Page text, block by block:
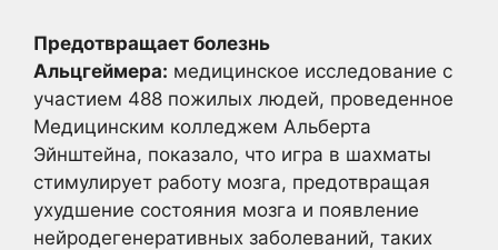
Предотвращает болезнь
Альцгеймера: медицинское исследование с
участием 488 пожилых людей, проведенное
Медицинским колледжем Альберта
Эйнштейна, показало, что игра в шахматы
стимулирует работу мозга, предотвращая
ухудшение состояния мозга и появление
нейродегенеративных заболеваний, таких